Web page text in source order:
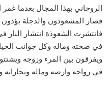
الروحاني بهذا المجال بعدما
فصار المشعوذون والدجلة يؤذون
فانتشرت الشعوذة انتشار
في صحته وماله وكل جوانب
ويفرقون بين المرء وزوجه
في زواجه وارضه وماله وتجاراته